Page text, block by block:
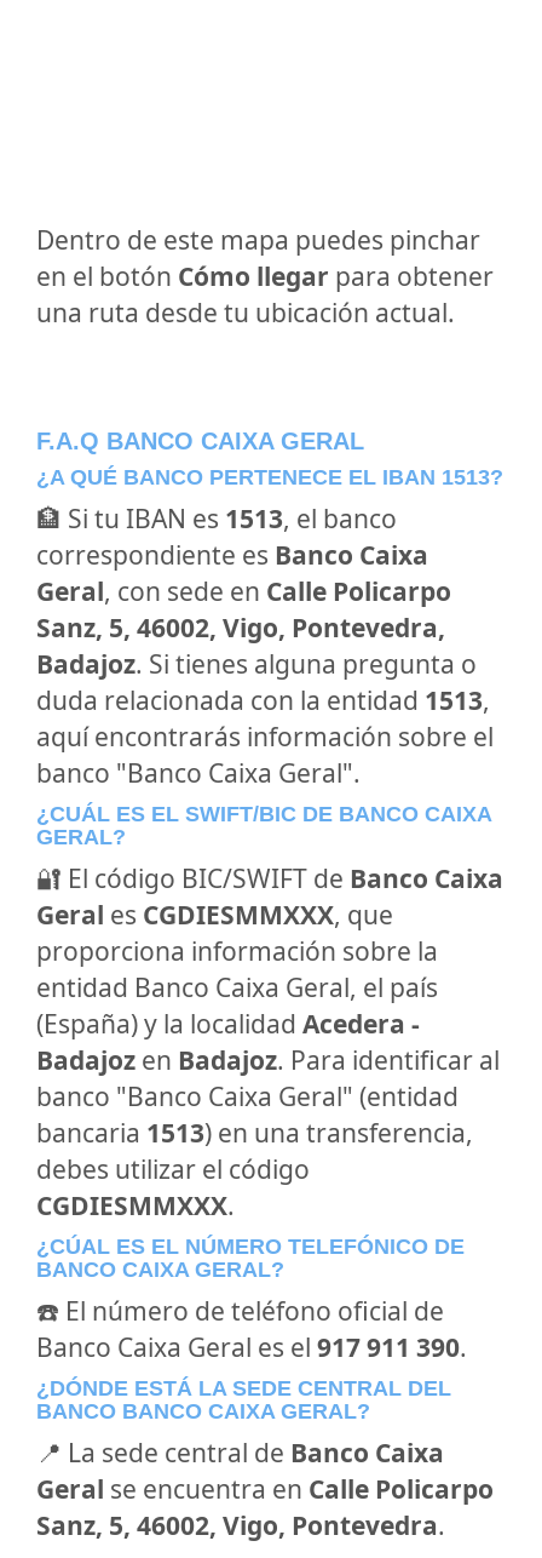
Dentro de este mapa puedes pinchar
en el botón Cómo llegar para obtener
una ruta desde tu ubicación actual.
F.A.Q BANCO CAIXA GERAL
¿A QUÉ BANCO PERTENECE EL IBAN 1513?
🏦 Si tu IBAN es 1513, el banco
correspondiente es Banco Caixa
Geral, con sede en Calle Policarpo
Sanz, 5, 46002, Vigo, Pontevedra,
Badajoz. Si tienes alguna pregunta o
duda relacionada con la entidad 1513,
aquí encontrarás información sobre el
banco "Banco Caixa Geral".
¿CUÁL ES EL SWIFT/BIC DE BANCO CAIXA
GERAL?
🔐 El código BIC/SWIFT de Banco Caixa
Geral es CGDIESMMXXX, que
proporciona información sobre la
entidad Banco Caixa Geral, el país
(España) y la localidad Acedera -
Badajoz en Badajoz. Para identificar al
banco "Banco Caixa Geral" (entidad
bancaria 1513) en una transferencia,
debes utilizar el código
CGDIESMMXXX.
¿CÚAL ES EL NÚMERO TELEFÓNICO DE
BANCO CAIXA GERAL?
☎️ El número de teléfono oficial de
Banco Caixa Geral es el 917 911 390.
¿DÓNDE ESTÁ LA SEDE CENTRAL DEL
BANCO BANCO CAIXA GERAL?
📍 La sede central de Banco Caixa
Geral se encuentra en Calle Policarpo
Sanz, 5, 46002, Vigo, Pontevedra.